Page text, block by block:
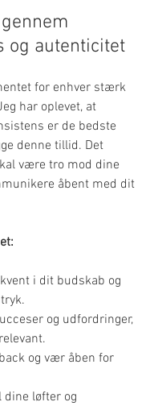
og autenticitet
for enhver stærk
har oplevet, at
er de bedste
denne tillid. Det
være tro mod dine
åbent med dit
i dit budskab og
og udfordringer,
og vær åben for
dine løfter og